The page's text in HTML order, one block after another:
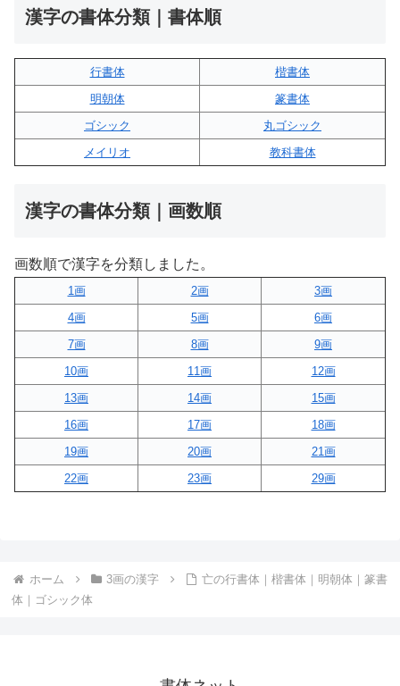
漢字の書体分類｜書体順
行書体
楷書体
明朝体
篆書体
ゴシック
丸ゴシック
メイリオ
教科書体
漢字の書体分類｜画数順
画数順で漢字を分類しました。
1画 2画
3画
4画
5画
6画
7画
8画
9画
10画
11画
12画
13画
14画
15画
16画
17画
18画
19画
20画
21画
22画
23画 29画
ホーム 3画の漢字
亡の行書体｜楷書体｜明朝体｜篆書
体｜ゴシック体